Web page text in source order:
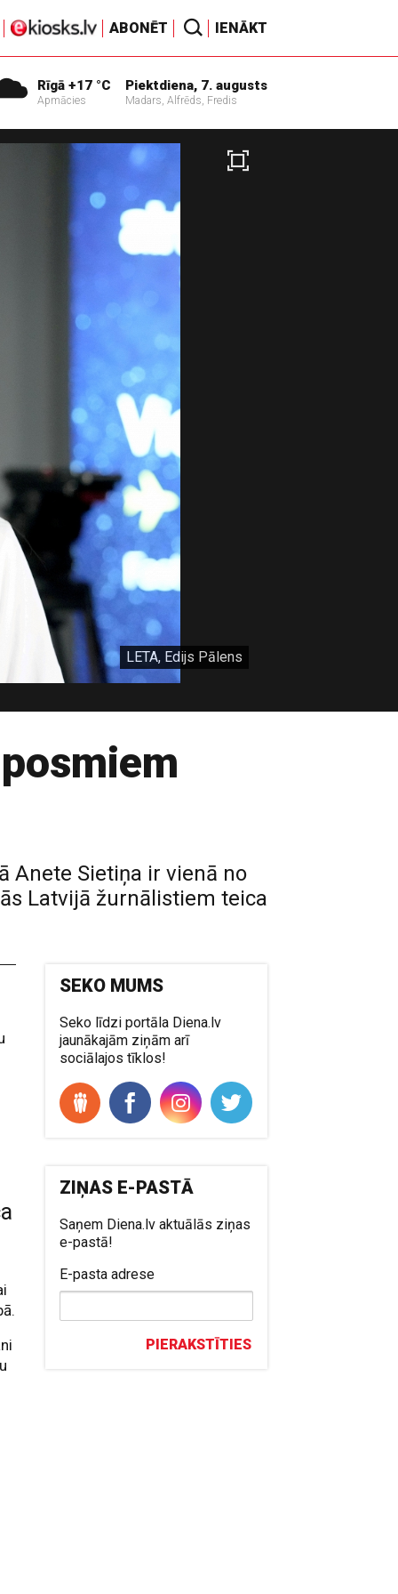
ABONĒT IENĀKT
Rīgā +17 °C
Apmācies
Piektdiena, 7. augusts
Madars, Alfrēds, Fredis
LETA, Edijs Pālens
Anete Sietiņa ir vienā no
Latvijā žurnālistiem teica
SEKO MUMS
Seko līdzi portāla Diena.lv
jaunākajām ziņām arī
sociālajos tīklos!
ZIŅAS E-PASTĀ
Saņem Diena.lv aktuālās ziņas
e-pastā!
E-pasta adrese
PIERAKSTĪTIES